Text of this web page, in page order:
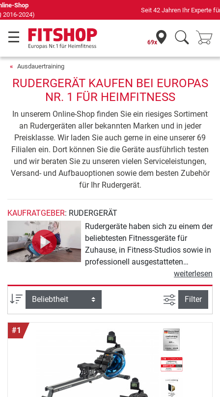
Seit 42 Jahren Ihr Experte für Heimfitness
69x
Ausdauertraining
RUDERGERÄT KAUFEN BEI EUROPAS
NR. 1 FÜR HEIMFITNESS
In unserem Online-Shop finden Sie ein riesiges Sortiment
an Rudergeräten aller bekannten Marken und in jeder
Preisklasse. Wir laden Sie auch gerne in eine unserer 69
Filialen ein. Dort können Sie die Geräte ausführlich testen
und wir beraten Sie zu unseren vielen Serviceleistungen,
Versand- und Aufbauoptionen sowie dem besten Zubehör
für Ihr Rudergerät.
KAUFRATGEBER: RUDERGERÄT
Rudergeräte haben sich zu einem der
beliebtesten Fitnessgeräte für
Zuhause, in Fitness-Studios sowie in
professionell ausgestatteten
Fitnessräumen entwickelt. Der Grund
für die Popularität von Indoor
Rowern liegt in ihrer Vielseitigkeit:
Rudergeräte bieten ein
abwechslungsreiches Workout, das
wie kaum ein anderes Fitnessgerät
Kraft- und Ausdauertraining auf
optimale Weise verbindet. Rudern
beansprucht überdurchschnittlich
viele Muskeln, verbessert die
Körperhaltung und stärkt das Herz-
weiterlesen
Sortierung Ansicht
Filter
#1